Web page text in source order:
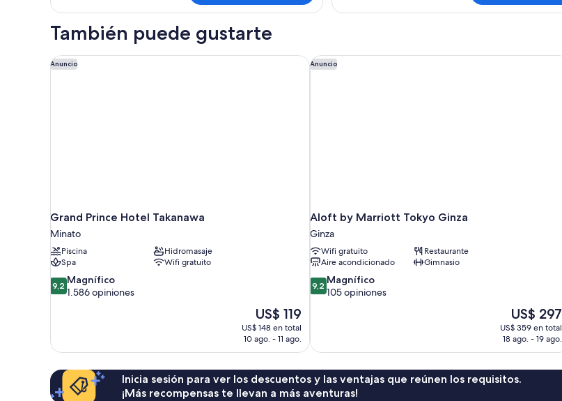
También puede gustarte
Anuncio
Grand Prince Hotel Takanawa
Minato
Piscina
Hidromasaje
Spa
Wifi gratuito
9.2
de
opiniones
9,2 Magnífico
1.586 opiniones
El
precio
actual
US$ 119
US$ 119
US$ 148 en total
10 ago. - 11 ago.
Grand Prince Hotel Takanawa Anuncio
Aloft by Marriott Tokyo Ginza
Ginza
Wifi gratuito
Restaurante
Aire acondicionado
Gimnasio
9.2
de
opiniones
9,2 Magnífico
105 opiniones
El
precio
actual
US$ 297
US$ 297
US$ 359 en total
18 ago. - 19 ago.
Aloft by Marriott Tokyo Ginza
Inicia sesión para ver los descuentos y las ventajas que reúnen los requisitos.
¡Más recompensas te llevan a más aventuras!